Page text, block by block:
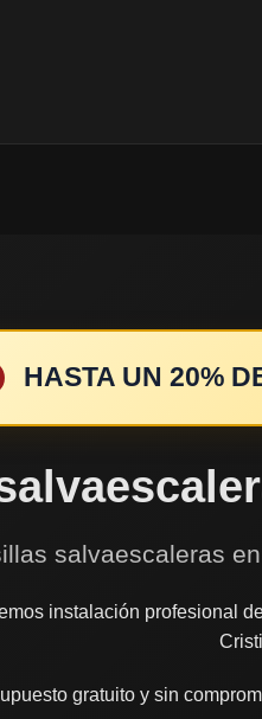
HASTA UN 20%
salvaescaleras
instalación profesional
gratuito y sin